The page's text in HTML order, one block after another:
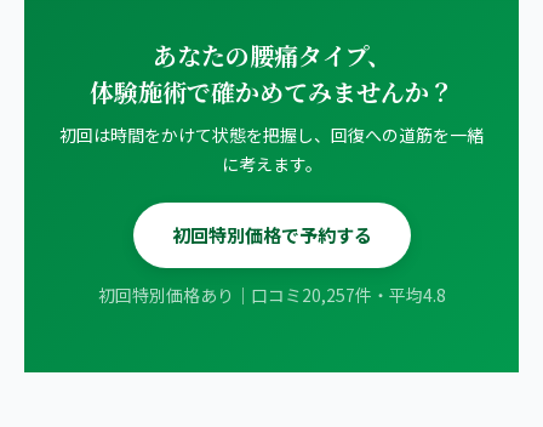
あなたの腰痛タイプ、
体験施術で確かめてみませんか？
初回は時間をかけて状態を把握し、回復への道筋を一緒
に考えます。
初回特別価格で予約する
初回特別価格あり｜口コミ20,257件・平均4.8